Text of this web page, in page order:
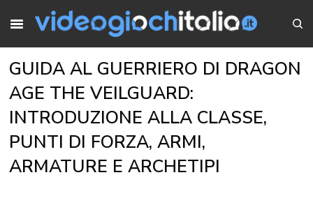
GUIDA AL GUERRIERO DI DRAGON
AGE THE VEILGUARD:
INTRODUZIONE ALLA CLASSE,
PUNTI DI FORZA, ARMI,
ARMATURE E ARCHETIPI